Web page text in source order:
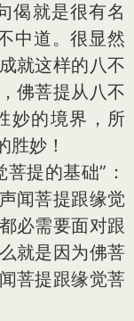
偈就是很有名
中道。很显然
就这样的八不
佛菩提从八不
妙的境界，所
胜妙！
提的基础”：
闻菩提跟缘觉
必需要面对跟
就是因为佛菩
菩提跟缘觉菩